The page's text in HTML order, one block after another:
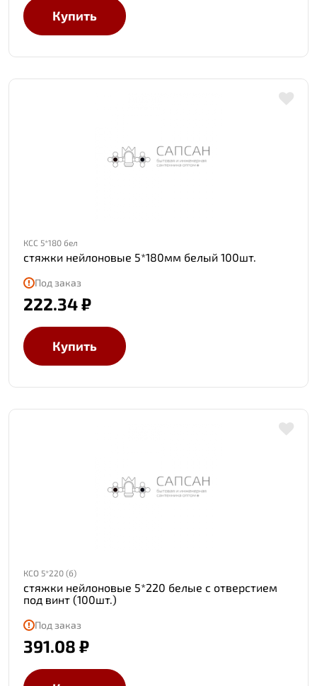
Купить
КСС 5*180 бел
стяжки нейлоновые 5*180мм белый 100шт.
Под заказ
222.34 ₽
Купить
КCО 5*220 (б)
стяжки нейлоновые 5*220 белые с отверстием
под винт (100шт.)
Под заказ
391.08 ₽